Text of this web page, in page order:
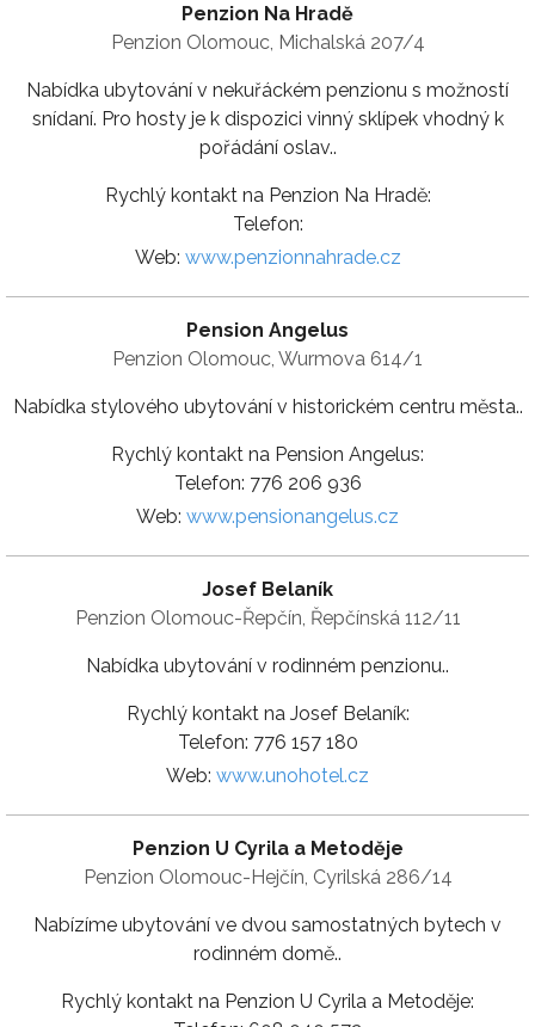
Penzion Na Hradě
Penzion Olomouc, Michalská 207/4
Nabídka ubytování v nekuřáckém penzionu s možností
snídaní. Pro hosty je k dispozici vinný sklípek vhodný k
pořádání oslav..
Rychlý kontakt na Penzion Na Hradě:
Telefon:
Web: www.penzionnahrade.cz
Pension Angelus
Penzion Olomouc, Wurmova 614/1
Nabídka stylového ubytování v historickém centru města..
Rychlý kontakt na Pension Angelus:
Telefon: 776 206 936
Web: www.pensionangelus.cz
Josef Belaník
Penzion Olomouc-Řepčín, Řepčínská 112/11
Nabídka ubytování v rodinném penzionu..
Rychlý kontakt na Josef Belaník:
Telefon: 776 157 180
Web: www.unohotel.cz
Penzion U Cyrila a Metoděje
Penzion Olomouc-Hejčín, Cyrilská 286/14
Nabízíme ubytování ve dvou samostatných bytech v
rodinném domě..
Rychlý kontakt na Penzion U Cyrila a Metoděje: